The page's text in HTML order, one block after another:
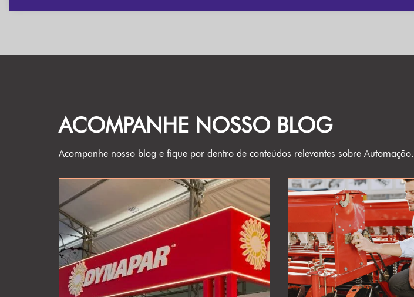
ACOMPANHE NOSSO BLOG
Acompanhe nosso blog e fique por dentro de conteúdos relevantes sobre Automação.